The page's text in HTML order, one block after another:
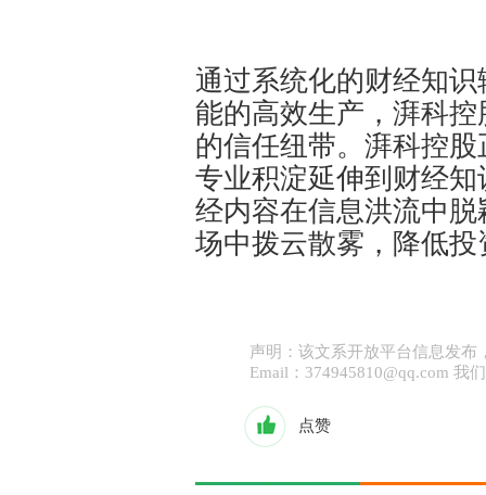
通过系统化的财经知
能的高效生产，湃科
的信任纽带。湃科控
专业积淀延伸到财经
经内容在信息洪流中
场中拨云散雾，降低投
声明：该文系开放平台信息发
Email：374945810@qq.com 我
点赞